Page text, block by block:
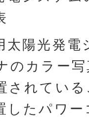
太陽光発
のカラー
されてい
したパワ